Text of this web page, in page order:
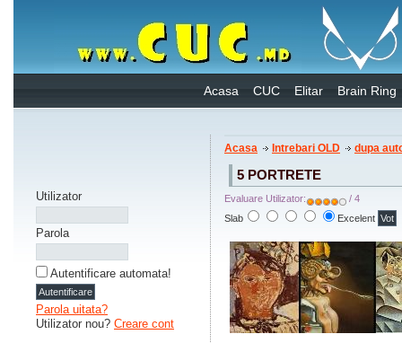
Acasa CUC Elitar Brain Ring
Utilizator
Parola
Autentificare automata!
Parola uitata?
Utilizator nou? Creare cont
Acasa Intrebari OLD dupa
5 PORTRETE
Evaluare Utilizator:
/ 4
Slab
Excelent